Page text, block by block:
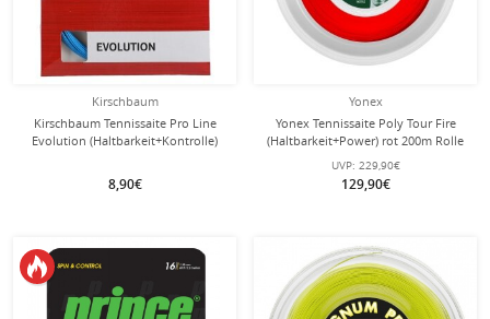
Kirschbaum
Kirschbaum Tennissaite Pro Line
Evolution (Haltbarkeit+Kontrolle)
8,90€
Yonex
Yonex Tennissaite Poly Tour Fire
(Haltbarkeit+Power) rot 200m Rolle
UVP: 229,90€
129,90€